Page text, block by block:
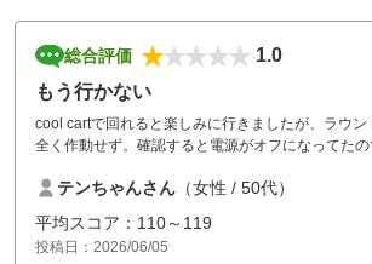
総合評価
1.0
もう行かない
cool cartで回れると楽しみに行きましたが、ラウ
全く作動せず。確認すると電源がオフになってた
ってきて「使うなら、ちゃんとフロントで言ってく
るから」と上から言われたので「cool cartで申込み
し、とても不快なスタートでした。ハーフ終了後、
ントへ行くよう指示され、フロントスタッフも無愛
テンちゃんさん （女性 / 50代）
平均スコア：110～119
投稿日：2026/06/05